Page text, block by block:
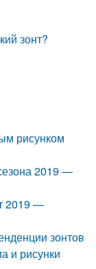
зонт?
рисунком
2019 —
2019 —
зонтов
и рисунки